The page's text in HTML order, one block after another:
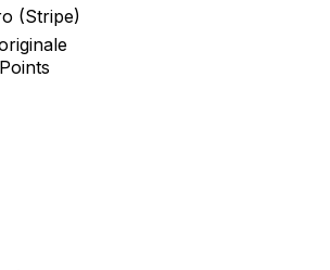
(Stripe)